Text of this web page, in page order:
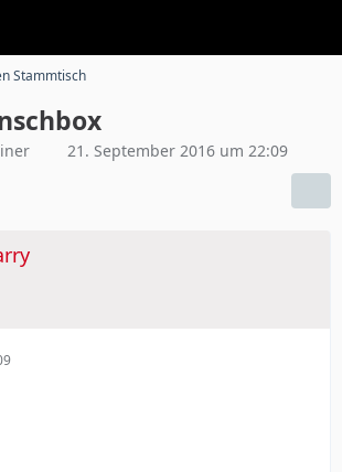
Stammtisch
21. September 2016 um 22:09